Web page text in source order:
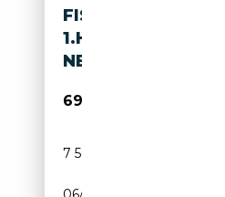
FISKER KARMA
1.HD, LIMIT.SERIE
NEU
69 900€
7 500 km